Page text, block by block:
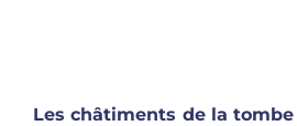
Les châtiments de la tombe